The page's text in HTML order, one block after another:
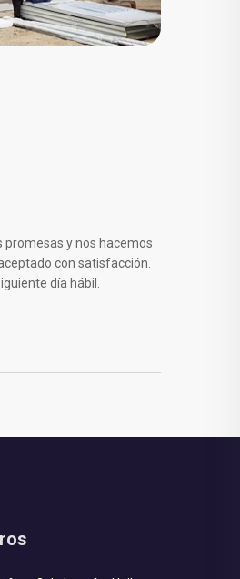
promesas y nos hacemos
con satisfacción.
día hábil.